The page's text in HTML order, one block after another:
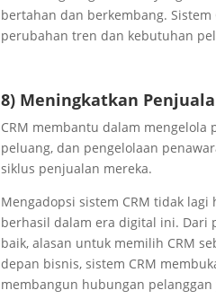
bertahan dan berkembang.
perubahan tren dan kebutuhan
8) Meningkatkan
CRM membantu dalam
peluang, dan pengelolaan
siklus penjualan mereka.
Mengadopsi sistem CRM tidak
berhasil dalam era digital ini. Dari
baik, alasan untuk memilih CRM
depan bisnis, sistem CRM
membangun hubungan